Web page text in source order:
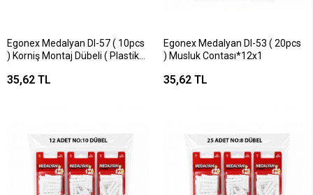
Egonex Medalyan Dl-57 ( 10pcs
) Korniş Montaj Dübeli ( Plastik
35,62 TL
Egonex Medalyan Dl-53 ( 20pcs
) Musluk Contası*12x1
35,62 TL